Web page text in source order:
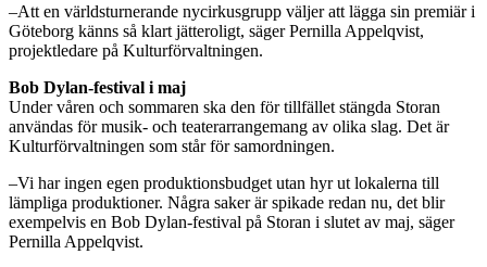
–Att en världsturnerande nycirkusgrupp väljer att lägga sin premiär i
Göteborg känns så klart jätteroligt, säger Pernilla Appelqvist,
projektledare på Kulturförvaltningen.
Bob Dylan-festival i maj
Under våren och sommaren ska den för tillfället stängda Storan
användas för musik- och teaterarrangemang av olika slag. Det är
Kulturförvaltningen som står för samordningen.
–Vi har ingen egen produktionsbudget utan hyr ut lokalerna till
lämpliga produktioner. Några saker är spikade redan nu, det blir
exempelvis en Bob Dylan-festival på Storan i slutet av maj, säger
Pernilla Appelqvist.